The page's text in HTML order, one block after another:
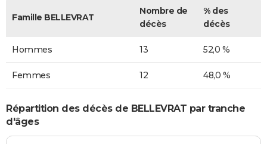
Famille BELLEVRAT
Nombre de
décès
% des
décès
Hommes 13 52,0 %
Femmes 12 48,0 %
Répartition des décès de BELLEVRAT par tranche
d'âges